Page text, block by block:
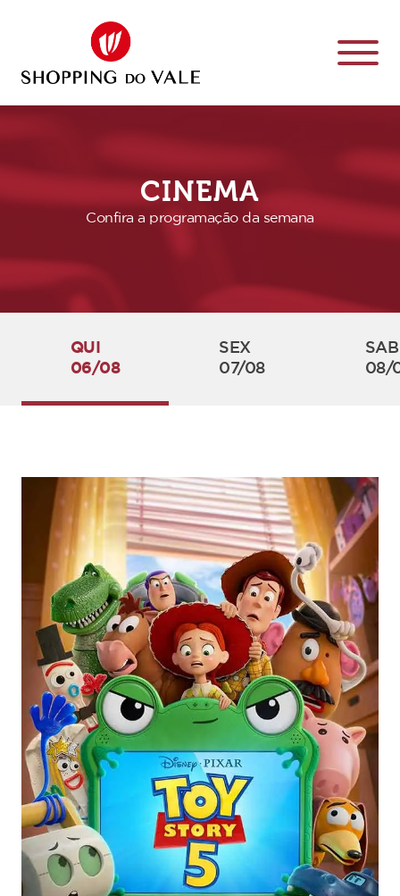
CINEMA
Confira a programação da semana
QUI
06/08
SEX
07/08
SAB
08/